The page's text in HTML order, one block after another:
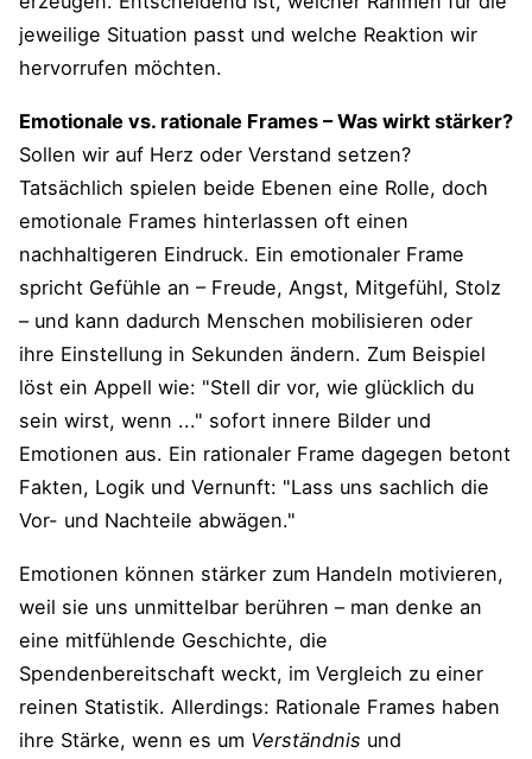
jeweilige Situation passt und welche Reaktion wir
hervorrufen möchten.
Emotionale vs. rationale Frames – Was wirkt stärker?
Sollen wir auf Herz oder Verstand setzen?
Tatsächlich spielen beide Ebenen eine Rolle, doch
emotionale Frames hinterlassen oft einen
nachhaltigeren Eindruck. Ein emotionaler Frame
spricht Gefühle an – Freude, Angst, Mitgefühl, Stolz
– und kann dadurch Menschen mobilisieren oder
ihre Einstellung in Sekunden ändern. Zum Beispiel
löst ein Appell wie: "Stell dir vor, wie glücklich du
sein wirst, wenn ..." sofort innere Bilder und
Emotionen aus. Ein rationaler Frame dagegen betont
Fakten, Logik und Vernunft: "Lass uns sachlich die
Vor- und Nachteile abwägen."
Emotionen können stärker zum Handeln motivieren,
weil sie uns unmittelbar berühren – man denke an
eine mitfühlende Geschichte, die
Spendenbereitschaft weckt, im Vergleich zu einer
reinen Statistik. Allerdings: Rationale Frames haben
ihre Stärke, wenn es um Verständnis und